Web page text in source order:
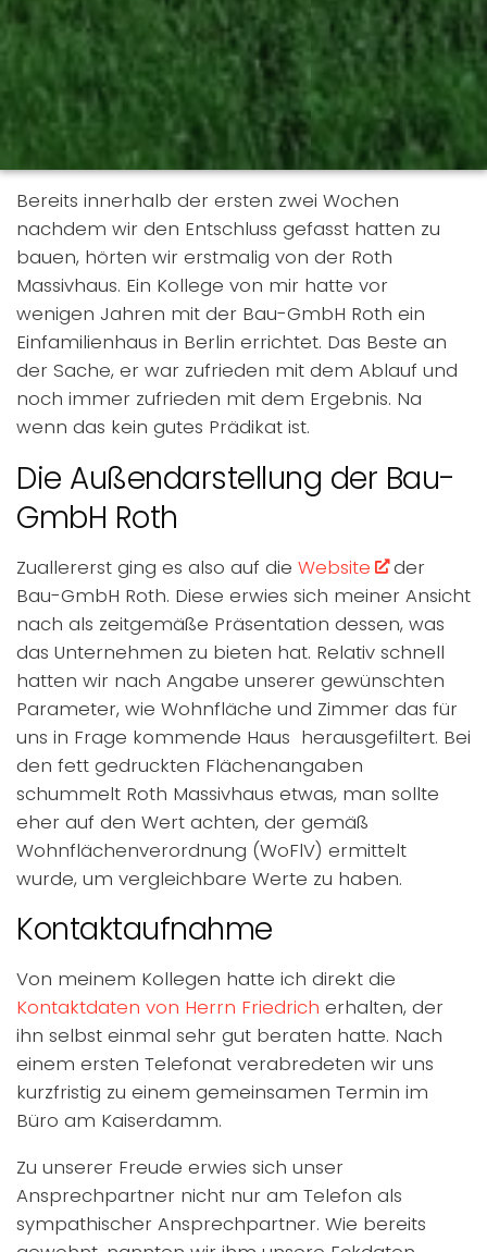
Bereits innerhalb der ersten zwei Wochen
nachdem wir den Entschluss gefasst hatten zu
bauen, hörten wir erstmalig von der Roth
Massivhaus. Ein Kollege von mir hatte vor
wenigen Jahren mit der Bau-GmbH Roth ein
Einfamilienhaus in Berlin errichtet. Das Beste an
der Sache, er war zufrieden mit dem Ablauf und
noch immer zufrieden mit dem Ergebnis. Na
wenn das kein gutes Prädikat ist.
Die Außendarstellung der Bau-
GmbH Roth
Zuallererst ging es also auf die Website
der
Bau-GmbH Roth. Diese erwies sich meiner Ansicht
nach als zeitgemäße Präsentation dessen, was
das Unternehmen zu bieten hat. Relativ schnell
hatten wir nach Angabe unserer gewünschten
Parameter, wie Wohnfläche und Zimmer das für
uns in Frage kommende Haus herausgefiltert. Bei
den fett gedruckten Flächenangaben
schummelt Roth Massivhaus etwas, man sollte
eher auf den Wert achten, der gemäß
Wohnflächenverordnung (WoFlV) ermittelt
wurde, um vergleichbare Werte zu haben.
Kontaktaufnahme
Von meinem Kollegen hatte ich direkt die
Kontaktdaten von Herrn Friedrich erhalten, der
ihn selbst einmal sehr gut beraten hatte. Nach
einem ersten Telefonat verabredeten wir uns
kurzfristig zu einem gemeinsamen Termin im
Büro am Kaiserdamm.
Zu unserer Freude erwies sich unser
Ansprechpartner nicht nur am Telefon als
sympathischer Ansprechpartner. Wie bereits